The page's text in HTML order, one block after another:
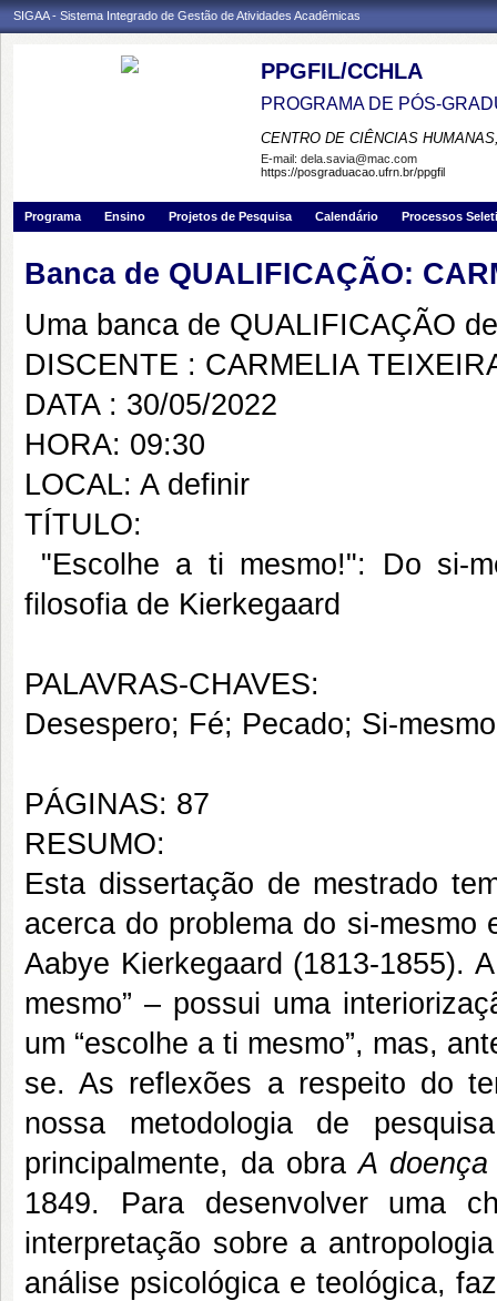
SIGAA - Sistema Integrado de Gestão de Atividades Acadêmicas
PPGFIL/CCHLA
PROGRAMA DE PÓS-
CENTRO DE CIÊNCIAS
E-mail: dela.savia@mac.com
https://posgraduacao.ufrn.br/ppgfil
Programa Ensino Projetos de Pesquisa Calendário Processos
Banca de QUALIFICAÇÃO:
Uma banca de QUALIFICAÇÃO
DISCENTE : CARMELIA
DATA : 30/05/2022
HORA: 09:30
LOCAL: A definir
TÍTULO:
"Escolhe a ti mesmo!": Do si-
filosofia de Kierkegaard
PALAVRAS-CHAVES:
Desespero; Fé; Pecado; Si-
PÁGINAS: 87
RESUMO:
Esta dissertação de mestrado
acerca do problema do si-
Aabye Kierkegaard (1813-1855).
mesmo” – possui uma
um “escolhe a ti mesmo”, mas,
se. As reflexões a respeito do
nossa metodologia de
principalmente, da obraA
1849. Para desenvolver uma
interpretação sobre a
análise psicológica e teológica,